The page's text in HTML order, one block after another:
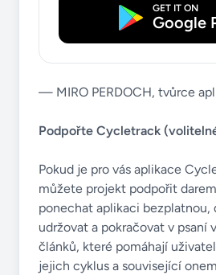
GET IT ON
Google
— MIRO PERDOCH, tvůrce
Podpořte Cycletrack
Pokud je pro vás aplikace
můžete projekt podpořit
ponechat aplikaci bezplatnou,
udržovat a pokračovat v psaní
článků, které pomáhají
jejich cyklus a související